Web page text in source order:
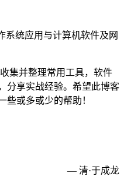
系统应用与计算机软件及网
集并整理常用工具，软件
分享实战经验。希望此博客
些或多或少的帮助！
— 清·于成龙